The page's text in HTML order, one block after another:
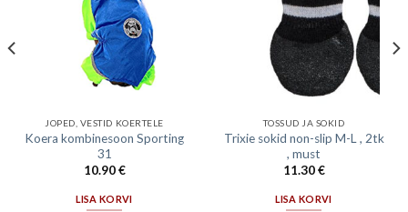
JOPED, VESTID KOERTELE
Koera kombinesoon Sporting
31
10.90€
LISA KORVI
TOSSUD JA SOKID
Trixie sokid non-slip M-L , 2tk
, must
11.30€
LISA KORVI